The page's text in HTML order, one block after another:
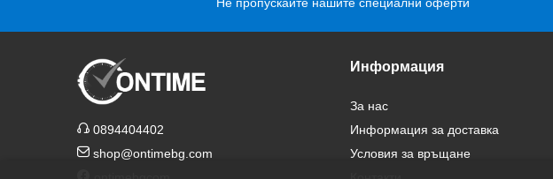
Не пропускайте нашите специални оферти
0894404402
shop@ontimebg.com
Информация
За нас
Информация за доставка
Условия за връщане